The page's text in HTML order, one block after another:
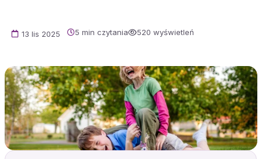
13 lis 2025 5 min czytania 520 wyświetleń